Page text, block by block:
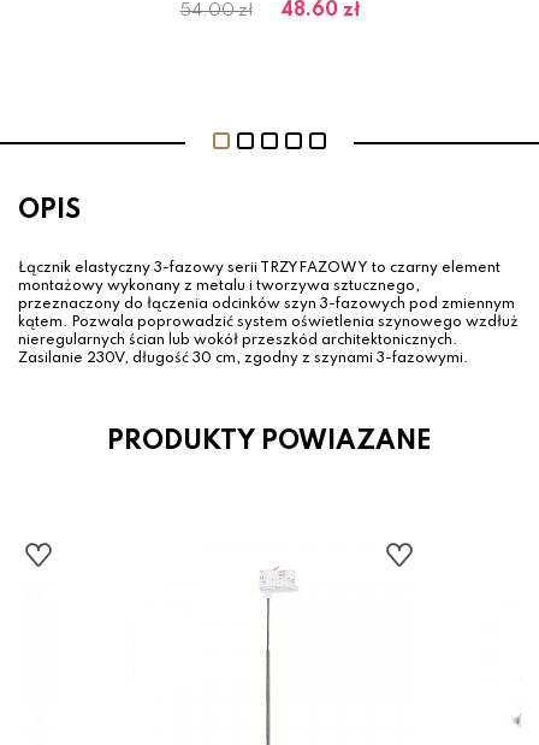
54.00 zł 48.60 zł
OPIS
Łącznik elastyczny 3-fazowy serii TRZYFAZOWY to czarny element
montażowy wykonany z metalu i tworzywa sztucznego,
przeznaczony do łączenia odcinków szyn 3-fazowych pod zmiennym
kątem. Pozwala poprowadzić system oświetlenia szynowego wzdłuż
nieregularnych ścian lub wokół przeszkód architektonicznych.
Zasilanie 230V, długość 30 cm, zgodny z szynami 3-fazowymi.
PRODUKTY POWIAZANE